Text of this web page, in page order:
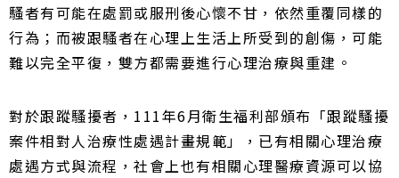
騷者有可能在處罰或服刑後心懷不甘，依然重覆同樣的
行為；而被跟騷者在心理上生活上所受到的創傷，可能
難以完全平復，雙方都需要進行心理治療與重建。
對於跟蹤騷擾者，111年6月衛生福利部頒布「跟蹤騷擾
案件相對人治療性處遇計畫規範」，已有相關心理治療
處遇方式與流程，社會上也有相關心理醫療資源可以協